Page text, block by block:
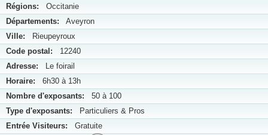
Régions: Occitanie
Départements: Aveyron
Ville: Rieupeyroux
Code postal: 12240
Adresse: Le foirail
Horaire: 6h30 à 13h
Nombre d'exposants: 50 à 100
Type d'exposants: Particuliers & Pros
Entrée Visiteurs: Gratuite